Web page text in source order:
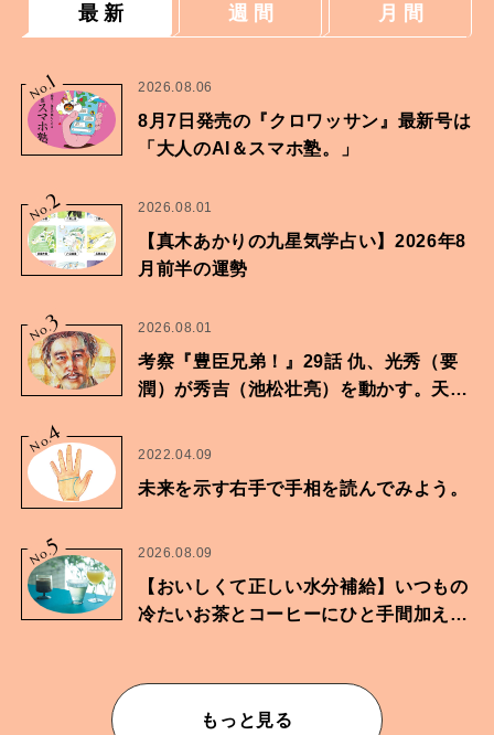
最 新 週 間 月 間
No.
1 2026.08.06
8月7日発売の『クロワッサン』最新号は
「大人のAI＆スマホ塾。」
No.2 2026.08.01
【真木あかりの九星気学占い】2026年8
月前半の運勢
No.3 2026.08.01
考察『豊臣兄弟！』29話 仇、光秀（要
潤）が秀吉（池松壮亮）を動かす。天下
No.
4
2022.04.09
未来を示す右手で手相を読んでみよう。
No.5 2026.08.09
【おいしくて正しい水分補給】いつもの
冷たいお茶とコーヒーにひと手間加えて
もっと見る